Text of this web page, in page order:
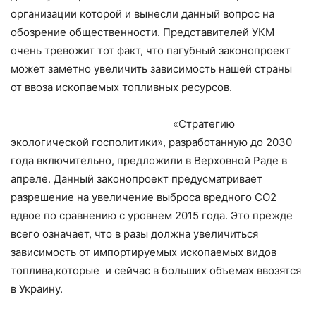
организации которой и вынесли данный вопрос на
обозрение общественности. Представителей УКМ
очень тревожит тот факт, что пагубный законопроект
может заметно увеличить зависимость нашей страны
от ввоза ископаемых топливных ресурсов.
«Стратегию
экологической госполитики», разработанную до 2030
года включительно, предложили в Верховной Раде в
апреле. Данный законопроект предусматривает
разрешение на увеличение выброса вредного СО2
вдвое по сравнению с уровнем 2015 года. Это прежде
всего означает, что в разы должна увеличиться
зависимость от импортируемых ископаемых видов
топлива,которые и сейчас в больших объемах ввозятся
в Украину.